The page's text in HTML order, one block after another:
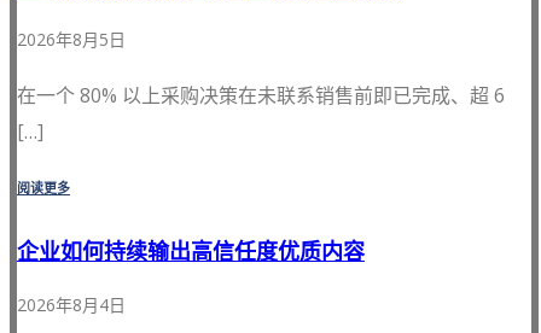
2026年8月5日
在一个 80% 以上采购决策在未联系销售前即已完成、超 6
[…]
阅读更多
企业如何持续输出高信任度优质内容
2026年8月4日